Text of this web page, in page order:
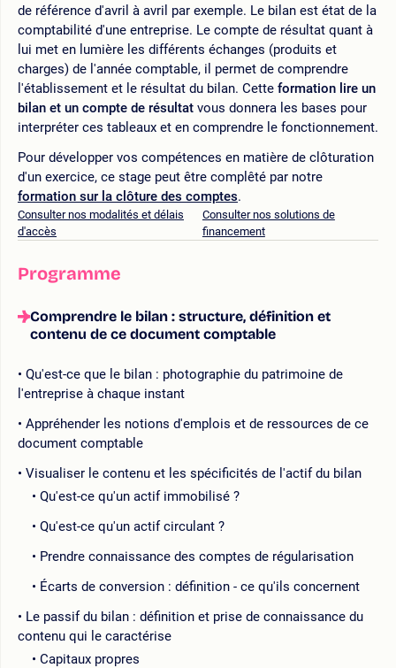
de référence d'avril à avril par exemple. Le bilan est état de la
comptabilité d'une entreprise. Le compte de résultat quant à
lui met en lumière les différents échanges (produits et
charges) de l'année comptable, il permet de comprendre
l'établissement et le résultat du bilan. Cette formation lire un
bilan et un compte de résultat vous donnera les bases pour
interpréter ces tableaux et en comprendre le fonctionnement.
Pour développer vos compétences en matière de clôturation
d'un exercice, ce stage peut être complêté par notre
formation sur la clôture des comptes.
Consulter nos modalités et délais
d'accès
Consulter nos solutions de
financement
Programme
Comprendre le bilan : structure, définition et
contenu de ce document comptable
Qu'est-ce que le bilan : photographie du patrimoine de
l'entreprise à chaque instant
Appréhender les notions d'emplois et de ressources de ce
document comptable
Visualiser le contenu et les spécificités de l'actif du bilan
Qu'est-ce qu'un actif immobilisé ?
Qu'est-ce qu'un actif circulant ?
Prendre connaissance des comptes de régularisation
Écarts de conversion : définition - ce qu'ils concernent
Le passif du bilan : définition et prise de connaissance du
contenu qui le caractérise
Capitaux propres